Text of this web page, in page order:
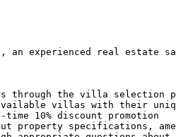
an experienced real
through the villa selection
villas with their
10% discount promotion
property specifications,